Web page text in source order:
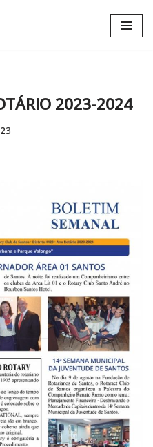
2023-2024